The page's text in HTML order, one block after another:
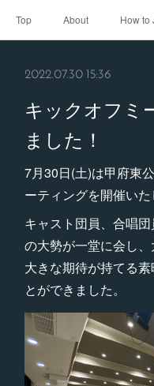
Top About How to
2022.07.30 15:36
キックオフミ
ました！
7月30日(土)は甲府東
ーティングを開催いた
キャスト団員、合唱
の大勢が一堂に会し
大きな期待が持てる
とができました。